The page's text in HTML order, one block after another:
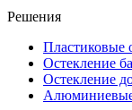
Решения
Пластиковые
Остекление
Остекление